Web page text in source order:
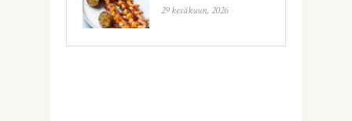
29 kesäkuun, 2026